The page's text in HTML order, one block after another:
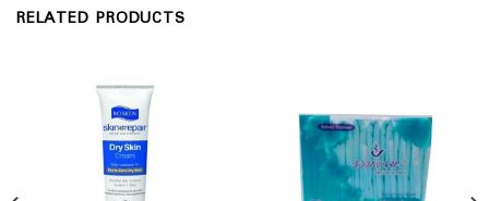
RELATED PRODUCTS